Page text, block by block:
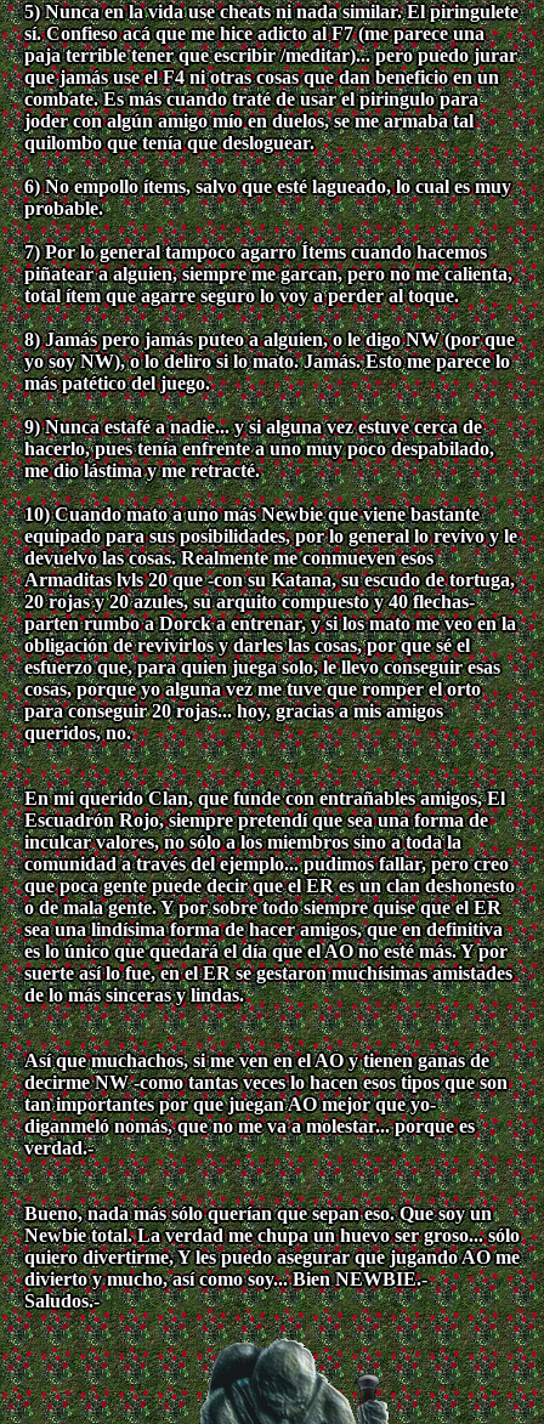
5) Nunca en la vida use cheats ni nada similar. El piringulete
sí. Confieso acá que me hice adicto al F7 (me parece una
paja terrible tener que escribir /meditar)... pero puedo jurar
que jamás use el F4 ni otras cosas que dan beneficio en un
combate. Es más cuando traté de usar el piringulo para
joder con algún amigo mío en duelos, se me armaba tal
quilombo que tenía que desloguear.
6) No empollo ítems, salvo que esté lagueado, lo cual es muy
probable.
7) Por lo general tampoco agarro Ítems cuando hacemos
piñatear a alguien, siempre me garcan, pero no me calienta,
total ítem que agarre seguro lo voy a perder al toque.
8) Jamás pero jamás puteo a alguien, o le digo NW (por que
yo soy NW), o lo deliro si lo mato. Jamás. Esto me parece lo
más patético del juego.
9) Nunca estafé a nadie... y si alguna vez estuve cerca de
hacerlo, pues tenía enfrente a uno muy poco despabilado,
me dio lástima y me retracté.
10) Cuando mato a uno más Newbie que viene bastante
equipado para sus posibilidades, por lo general lo revivo y le
devuelvo las cosas. Realmente me conmueven esos
Armaditas lvls 20 que -con su Katana, su escudo de tortuga,
20 rojas y 20 azules, su arquito compuesto y 40 flechas-
parten rumbo a Dorck a entrenar, y si los mato me veo en la
obligación de revivirlos y darles las cosas, por que sé el
esfuerzo que, para quien juega solo, le llevo conseguir esas
cosas, porque yo alguna vez me tuve que romper el orto
para conseguir 20 rojas... hoy, gracias a mis amigos
queridos, no.
En mi querido Clan, que funde con entrañables amigos, El
Escuadrón Rojo, siempre pretendí que sea una forma de
inculcar valores, no sólo a los miembros sino a toda la
comunidad a través del ejemplo... pudimos fallar, pero creo
que poca gente puede decir que el ER es un clan deshonesto
o de mala gente. Y por sobre todo siempre quise que el ER
sea una lindísima forma de hacer amigos, que en definitiva
es lo único que quedará el día que el AO no esté más. Y por
suerte así lo fue, en el ER se gestaron muchísimas amistades
de lo más sinceras y lindas.
Así que muchachos, si me ven en el AO y tienen ganas de
decirme NW -como tantas veces lo hacen esos tipos que son
tan importantes por que juegan AO mejor que yo-
diganmeló nomás, que no me va a molestar... porque es
verdad.-
Bueno, nada más sólo querían que sepan eso. Que soy un
Newbie total. La verdad me chupa un huevo ser groso... sólo
quiero divertirme, Y les puedo asegurar que jugando AO me
divierto y mucho, así como soy... Bien NEWBIE.-
Saludos.-